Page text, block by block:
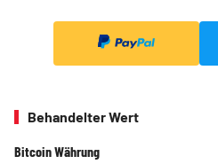
Behandelter Wert
Bitcoin Währung